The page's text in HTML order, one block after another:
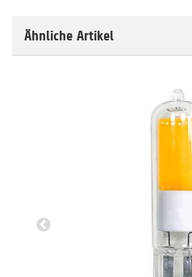
Ähnliche Artikel